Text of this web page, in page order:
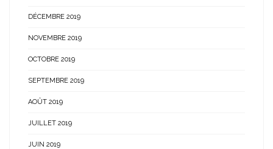
DÉCEMBRE 2019
NOVEMBRE 2019
OCTOBRE 2019
SEPTEMBRE 2019
AOÛT 2019
JUILLET 2019
JUIN 2019